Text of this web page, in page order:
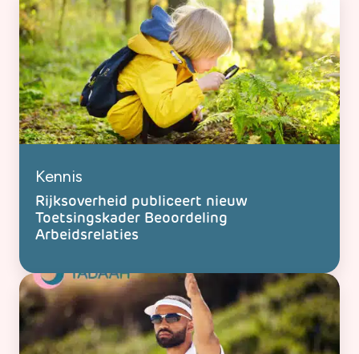
Kennis
Rijksoverheid publiceert nieuw
Toetsingskader Beoordeling
Arbeidsrelaties